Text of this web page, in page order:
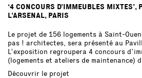
‘4 CONCOURS D’IMMEUBLES MIXTES’,
L’ARSENAL, PARIS
Le projet de 156 logements à Saint-Ouen
pas ! architectes, sera présenté au
L’exposition regroupera 4 concours
(logements et ateliers de maintenance)
Découvrir le projet